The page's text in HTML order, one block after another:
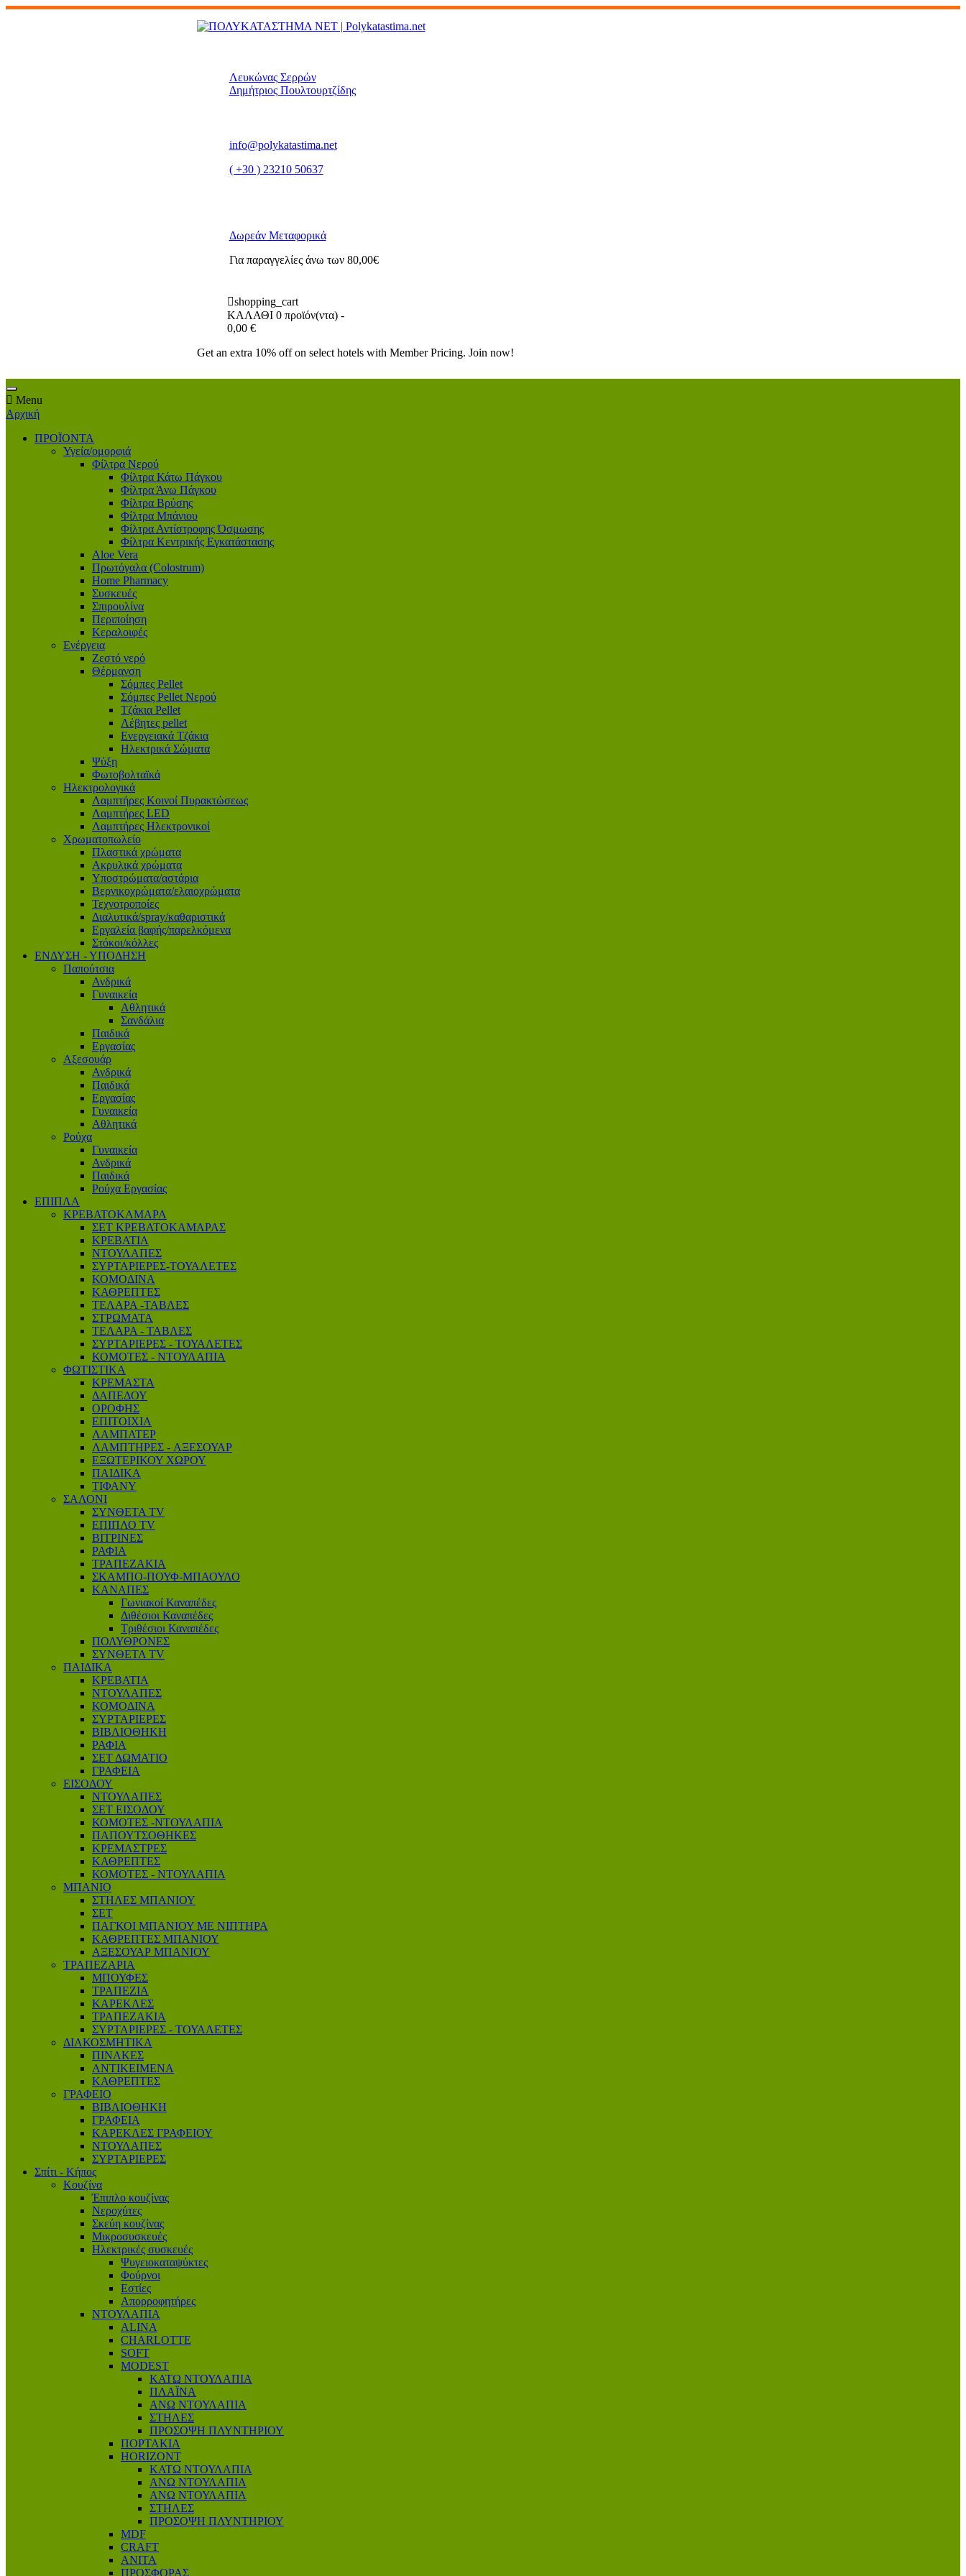
Λευκώνας Σερρών
Δημήτριος Πουλτουρτζίδης
info@polykatastima.net
( +30 ) 23210 50637
Δωρεάν Μεταφορικά
Για παραγγελίες άνω των 80,00€
shopping_cart
ΚΑΛΑΘΙ 0 προϊόν(ντα) -
0,00 €
Get an extra 10% off on select hotels with Member Pricing. Join now!
Menu
Αρχική
ΠΡΟΪΟΝΤΑ
Υγεία/ομορφιά
Φίλτρα Νερού
Φίλτρα Κάτω Πάγκου
Φίλτρα Άνω Πάγκου
Φίλτρα Βρύσης
Φίλτρα Μπάνιου
Φίλτρα Αντίστροφης Όσμωσης
Φίλτρα Κεντρικής Εγκατάστασης
Aloe Vera
Πρωτόγαλα (Colostrum)
Home Pharmacy
Συσκευές
Σπιρουλίνα
Περιποίηση
Κεραλοιφές
Ενέργεια
Ζεστό νερό
Θέρμανση
Σόμπες Pellet
Σόμπες Pellet Νερού
Τζάκια Pellet
Λέβητες pellet
Ενεργειακά Τζάκια
Ηλεκτρικά Σώματα
Ψύξη
Φωτοβολταϊκά
Ηλεκτρολογικά
Λαμπτήρες Κοινοί Πυρακτώσεως
Λαμπτήρες LED
Λαμπτήρες Ηλεκτρονικοί
Χρωματοπωλείο
Πλαστικά χρώματα
Ακρυλικά χρώματα
Υποστρώματα/αστάρια
Βερνικοχρώματα/ελαιοχρώματα
Τεχνοτροποίες
Διαλυτικά/spray/καθαριστικά
Εργαλεία βαφής/παρελκόμενα
Στόκοι/κόλλες
ΕΝΔΥΣΗ - ΥΠΟΔΗΣΗ
Παπούτσια
Ανδρικά
Γυναικεία
Αθλητικά
Σανδάλια
Παιδικά
Εργασίας
Αξεσουάρ
Ανδρικά
Παιδικά
Εργασίας
Γυναικεία
Αθλητικά
Ρούχα
Γυναικεία
Ανδρικά
Παιδικά
Ρούχα Εργασίας
ΕΠΙΠΛΑ
ΚΡΕΒΑΤΟΚΑΜΑΡΑ
ΣΕΤ ΚΡΕΒΑΤΟΚΑΜΑΡΑΣ
ΚΡΕΒΑΤΙΑ
ΝΤΟΥΛΑΠΕΣ
ΣΥΡΤΑΡΙΕΡΕΣ-ΤΟΥΑΛΕΤΕΣ
ΚΟΜΟΔΙΝΑ
ΚΑΘΡΕΠΤΕΣ
ΤΕΛΑΡΑ -ΤΑΒΛΕΣ
ΣΤΡΩΜΑΤΑ
ΤΕΛΑΡΑ - ΤΑΒΛΕΣ
ΣΥΡΤΑΡΙΕΡΕΣ - ΤΟΥΑΛΕΤΕΣ
ΚΟΜΟΤΕΣ - ΝΤΟΥΛΑΠΙΑ
ΦΩΤΙΣΤΙΚΑ
ΚΡΕΜΑΣΤΑ
ΔΑΠΕΔΟΥ
ΟΡΟΦΗΣ
ΕΠΙΤΟΙΧΙΑ
ΛΑΜΠΑΤΕΡ
ΛΑΜΠΤΗΡΕΣ - AΞΕΣΟΥΑΡ
ΕΞΩΤΕΡΙΚΟΥ ΧΩΡΟΥ
ΠΑΙΔΙΚΑ
ΤΙΦΑΝΥ
ΣΑΛΟΝΙ
ΣΥΝΘΕΤΑ TV
ΕΠΙΠΛΟ ΤV
ΒΙΤΡΙΝΕΣ
ΡΑΦΙΑ
ΤΡΑΠΕΖΑΚΙΑ
ΣΚΑΜΠΟ-ΠΟΥΦ-ΜΠΑΟΥΛΟ
ΚΑΝΑΠΕΣ
Γωνιακοί Καναπέδες
Διθέσιοι Καναπέδες
Τριθέσιοι Καναπέδες
ΠΟΛΥΘΡΟΝΕΣ
ΣΥΝΘΕΤΑ TV
ΠΑΙΔΙΚΑ
ΚΡΕΒΑΤΙΑ
ΝΤΟΥΛΑΠΕΣ
ΚΟΜΟΔΙΝΑ
ΣΥΡΤΑΡΙΕΡΕΣ
ΒΙΒΛΙΟΘΗΚΗ
ΡΑΦΙΑ
ΣΕΤ ΔΩΜΑΤΙΟ
ΓΡΑΦΕΙΑ
ΕΙΣΟΔΟΥ
ΝΤΟΥΛΑΠΕΣ
ΣΕΤ ΕΙΣΟΔΟΥ
ΚΟΜΟΤΕΣ -ΝΤΟΥΛΑΠΙΑ
ΠΑΠΟΥΤΣΟΘΗΚΕΣ
ΚΡΕΜΑΣΤΡΕΣ
ΚΑΘΡΕΠΤΕΣ
ΚΟΜΟΤΕΣ - ΝΤΟΥΛΑΠΙΑ
ΜΠΑΝΙΟ
ΣΤΗΛΕΣ ΜΠΑΝΙΟΥ
ΣΕΤ
ΠΑΓΚΟΙ ΜΠΑΝΙΟΥ ΜΕ ΝΙΠΤΗΡΑ
ΚΑΘΡΕΠΤΕΣ ΜΠΑΝΙΟΥ
ΑΞΕΣΟΥΑΡ ΜΠΑΝΙΟΥ
ΤΡΑΠΕΖΑΡΙΑ
ΜΠΟΥΦΕΣ
ΤΡΑΠΕΖΙΑ
ΚΑΡΕΚΛΕΣ
ΤΡΑΠΕΖΑΚΙΑ
ΣΥΡΤΑΡΙΕΡΕΣ - ΤΟΥΑΛΕΤΕΣ
ΔΙΑΚΟΣΜΗΤΙΚΑ
ΠΙΝΑΚΕΣ
ΑΝΤΙΚΕΙΜΕΝΑ
ΚΑΘΡΕΠΤΕΣ
ΓΡΑΦΕΙΟ
ΒΙΒΛΙΟΘΗΚΗ
ΓΡΑΦΕΙΑ
ΚΑΡΕΚΛΕΣ ΓΡΑΦΕΙΟΥ
ΝΤΟΥΛΑΠΕΣ
ΣΥΡΤΑΡΙΕΡΕΣ
Σπίτι - Κήπος
Κουζίνα
Έπιπλο κουζίνας
Νεροχύτες
Σκεύη κουζίνας
Μικροσυσκευές
Ηλεκτρικές συσκευές
Ψυγειοκαταψύκτες
Φούρνοι
Εστίες
Απορροφητήρες
ΝΤΟΥΛΑΠΙΑ
ALINA
CHARLOTTE
SOFT
MODEST
ΚΑΤΩ ΝΤΟΥΛΑΠΙΑ
ΠΛΑΪΝΑ
ΑΝΩ ΝΤΟΥΛΑΠΙΑ
ΣΤΗΛΕΣ
ΠΡΟΣΟΨΗ ΠΛΥΝΤΗΡΙΟΥ
ΠΟΡΤΑΚΙΑ
HORIZONT
ΚΑΤΩ ΝΤΟΥΛΑΠΙΑ
ΑΝΩ ΝΤΟΥΛΑΠΙΑ
ΑΝΩ ΝΤΟΥΛΑΠΙΑ
ΣΤΗΛΕΣ
ΠΡΟΣΟΨΗ ΠΛΥΝΤΗΡΙΟΥ
MDF
CRAFT
ANITA
ΠΡΟΣΦΟΡΑΣ